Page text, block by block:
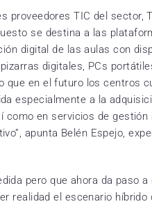
proveedores TIC del sector,
se destina a las
digital de las aulas con
digitales, PCs
que en el futuro los centros
especialmente a la
en servicios de gestión
apunta Belén Espejo,
pero que ahora da paso a
realidad el escenario híbrido